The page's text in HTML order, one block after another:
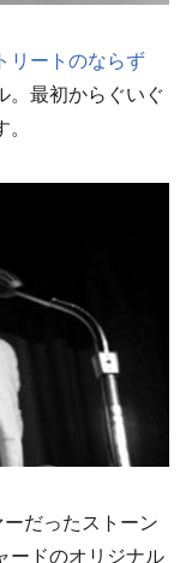
リートのならず
。最初からぐいぐ
だったストーン
ードのオリジナル